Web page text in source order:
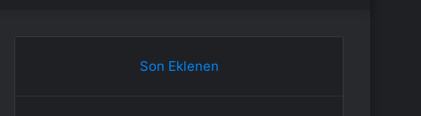
Son Eklenen